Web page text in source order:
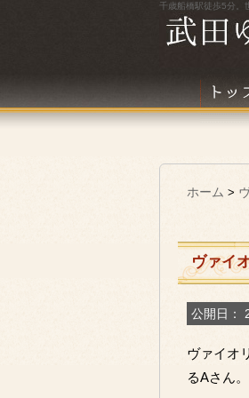
千歳船橋駅徒歩5分。
ホーム >
ヴァイ
公開日：
ヴァイオ
るAさん。